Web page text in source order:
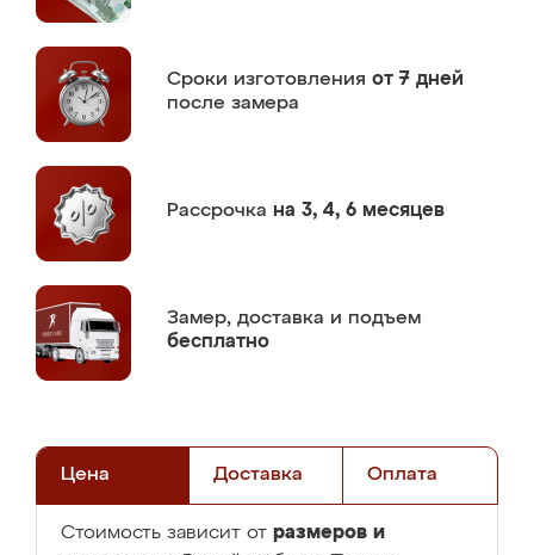
Сроки изготовления от 7 дней
после замера
Рассрочка на 3, 4, 6 месяцев
Замер, доставка и подъем
бесплатно
Цена Доставка Оплата
Стоимость зависит от размеров и